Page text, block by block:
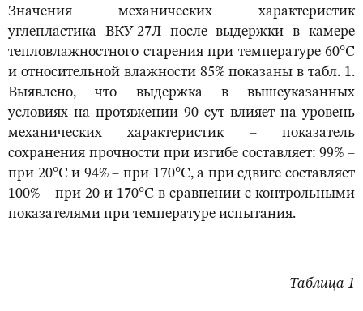
Значения механических характеристик
углепластика ВКУ-27Л после выдержки в камере
тепловлажностного старения при температуре 60°С
и относительной влажности 85% показаны в табл. 1.
Выявлено, что выдержка в вышеуказанных
условиях на протяжении 90 сут влияет на уровень
механических характеристик – показатель
сохранения прочности при изгибе составляет: 99% –
при 20°С и 94% – при 170°С, а при сдвиге составляет
100% – при 20 и 170°С в сравнении с контрольными
показателями при температуре испытания.
Таблица 1